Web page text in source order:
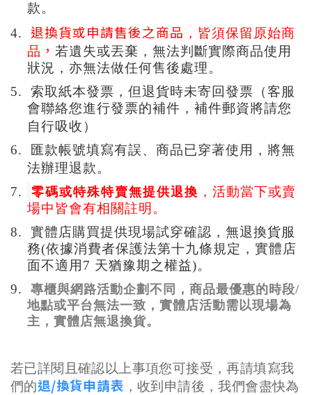
款。
4. 退換貨或申請售後之商品 ，皆須保留原始商
品 ， 若遺失或丟棄 ，無法判斷實際商品使用
狀況 ，亦無法做任何售後處理 。
5.
索取紙本發票，但退貨時未寄回發票（客服
會聯絡您進行發票的補件，補件郵資將請您
自行吸收）
6.
匯款帳號填寫有誤、商品已穿著使用，將無
法辦理退款。
7.
零碼或特殊特賣無提供退換 ，活動當下或賣
場中皆會有相關註明 。
8. 實體店購買提供現場試穿確認 ，無退換貨服
務(依據消費者保護法第十九條規定，實體店
面不適用7 天猶豫期之權益)。
9.
專櫃與網路活動企劃不同，商品最優惠的時段/
地點或平台無法一致，實體店活動需以現場為
主，實體店無退換貨。
若已詳閱且確認以上事項您可接受，再請填寫我
們的退/換貨申請表 ，收到申請後，我們會盡快為